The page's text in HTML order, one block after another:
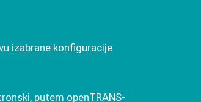
izabrane konfiguracije
putem openTRANS-